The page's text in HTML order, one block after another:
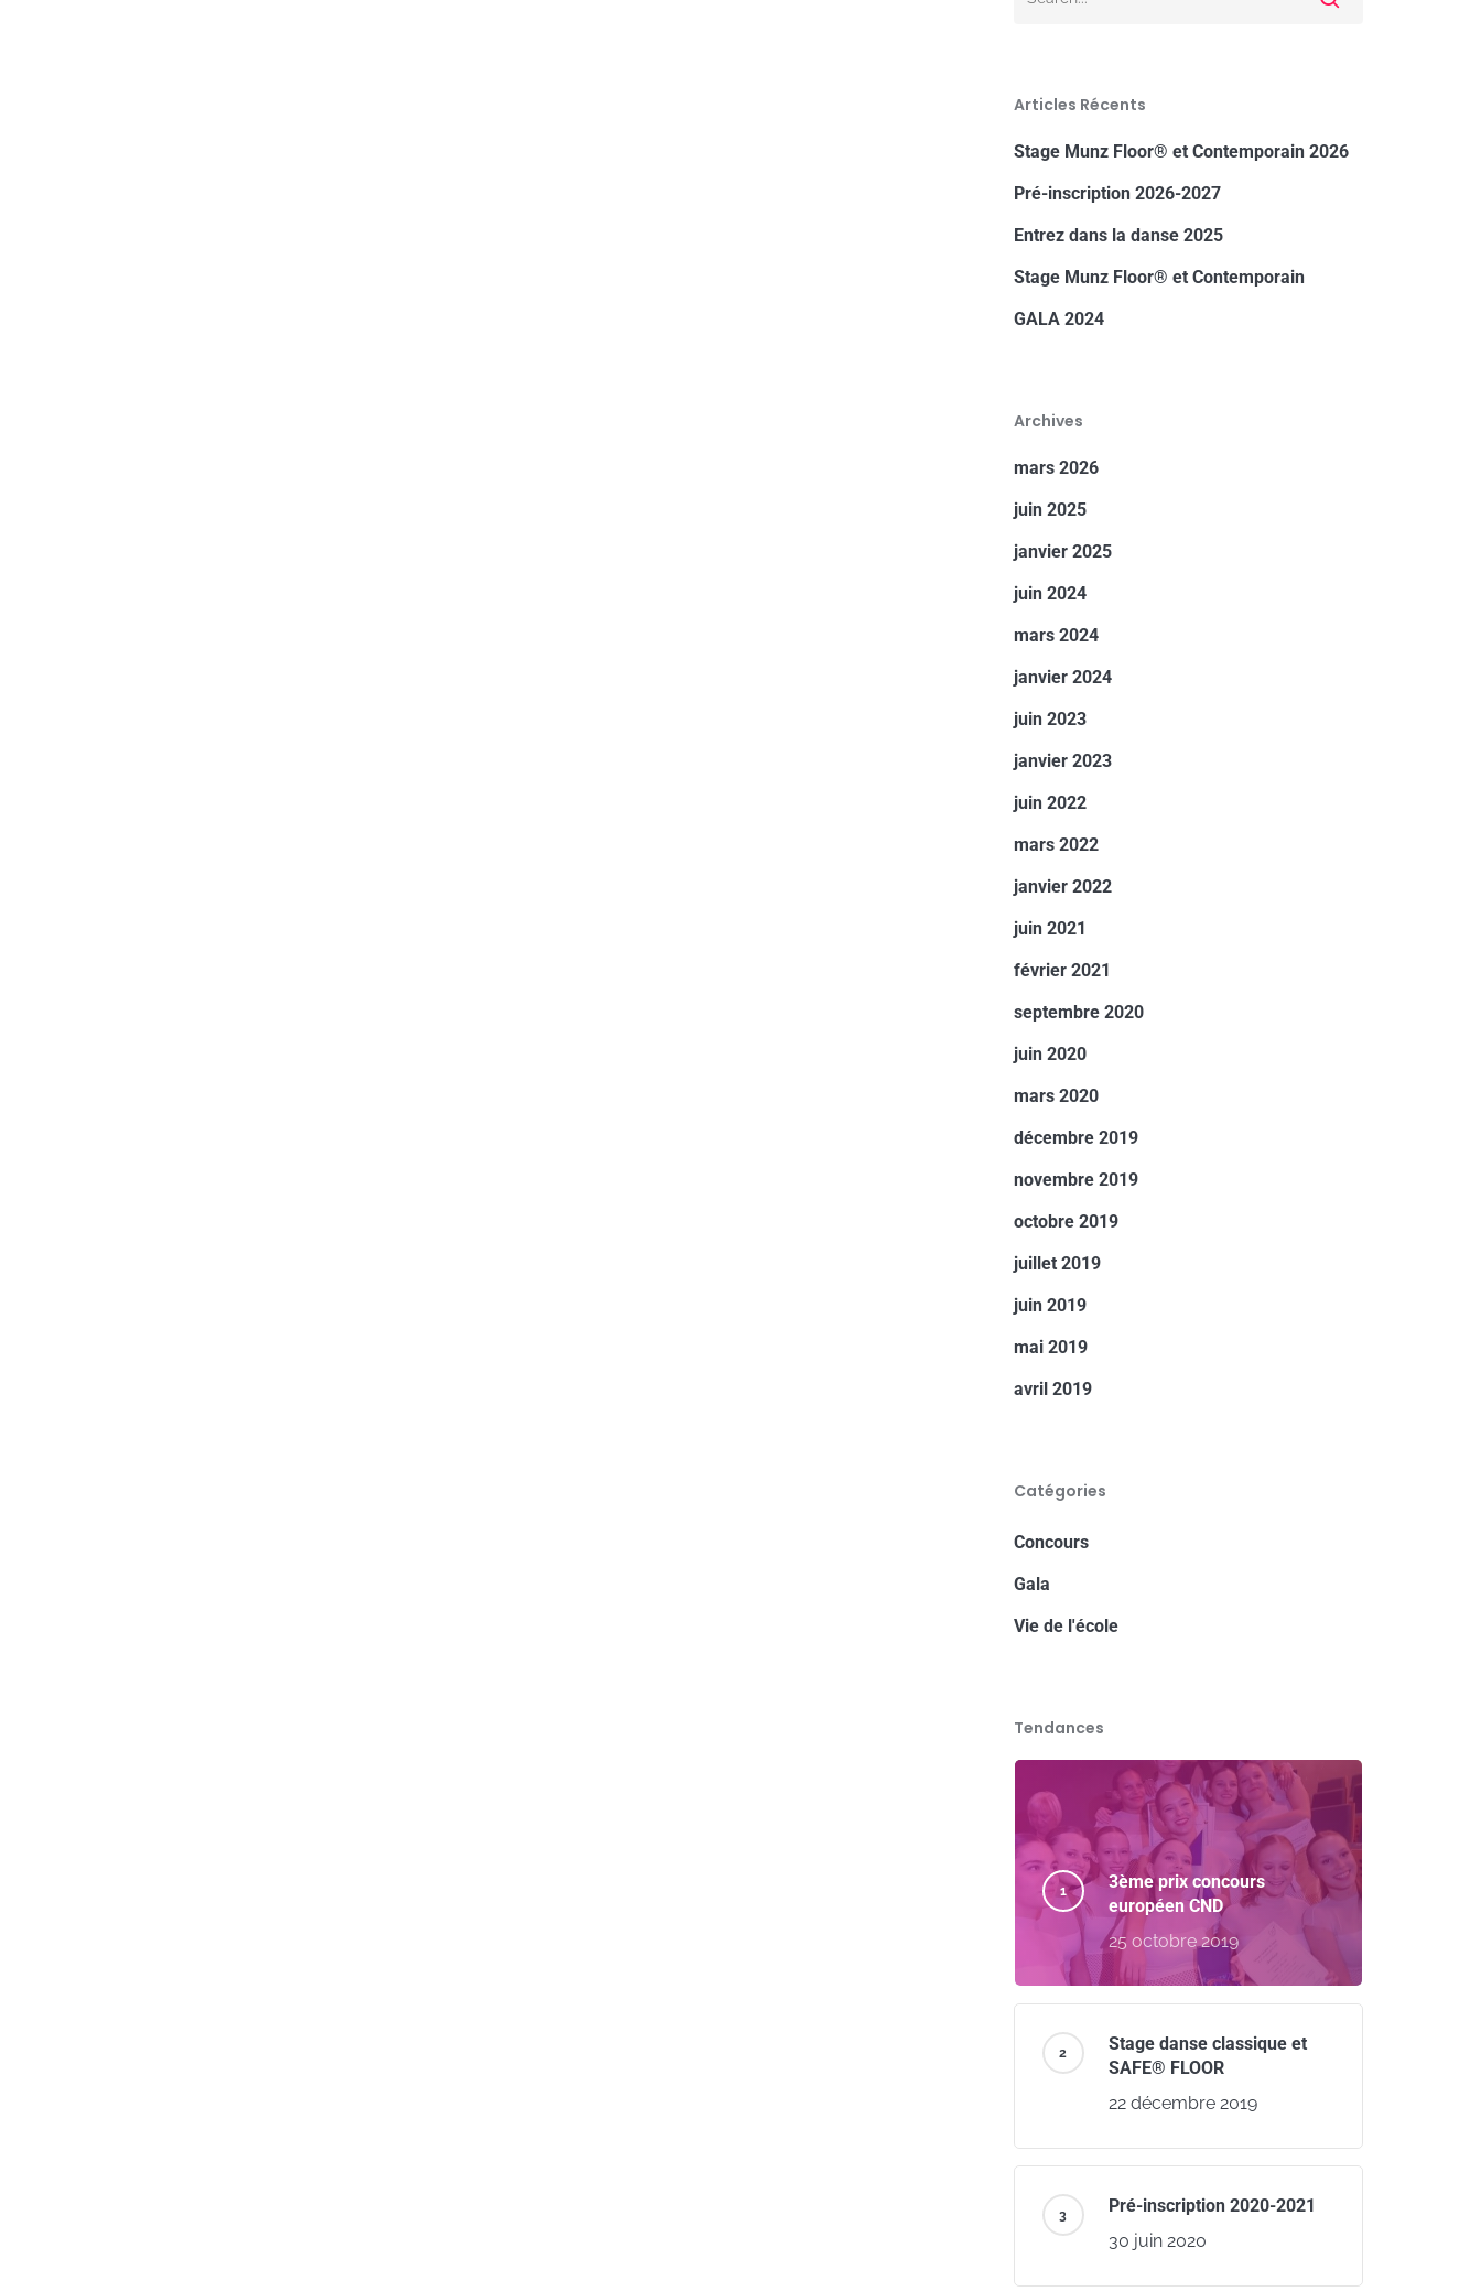
Articles Récents
Stage Munz Floor® et Contemporain 2026
Pré-inscription 2026-2027
Entrez dans la danse 2025
Stage Munz Floor® et Contemporain
GALA 2024
Archives
mars 2026
juin 2025
janvier 2025
juin 2024
mars 2024
janvier 2024
juin 2023
janvier 2023
juin 2022
mars 2022
janvier 2022
juin 2021
février 2021
septembre 2020
juin 2020
mars 2020
décembre 2019
novembre 2019
octobre 2019
juillet 2019
juin 2019
mai 2019
avril 2019
Catégories
Concours
Gala
Vie de l'école
Tendances
3ème prix concours
européen CND
25 octobre 2019
Stage danse classique et
SAFE® FLOOR
22 décembre 2019
Pré-inscription 2020-2021
30 juin 2020